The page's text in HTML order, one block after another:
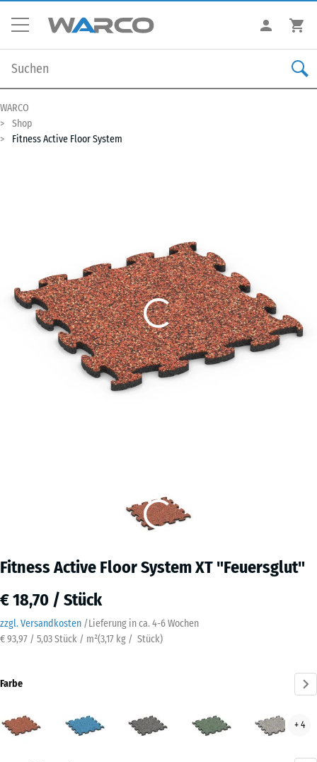
WARCO
Shop
Fitness Active Floor System
Fitness Active Floor System XT "Feuersglut"
€ 18,70 / Stück
zzgl. Versandkosten /Lieferung in ca. 4-6 Wochen
€ 93,97 / 5,03 Stück / m²(3,17 kg / Stück)
Farbe
(active)
Granit
Rasen
+ 4